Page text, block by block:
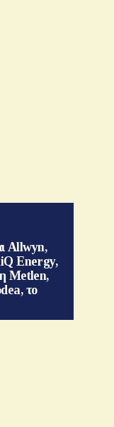
Allwyn,
Energy,
Metlen,
το